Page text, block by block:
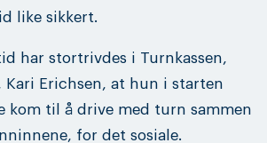
like sikkert.
har stortrivdes i Turnkassen,
Kari Erichsen, at hun i starten
kom til å drive med turn sammen
for det sosiale.